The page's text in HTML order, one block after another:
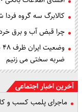
کالابرگ سه گروه
چرا قبض آب و برق خرداد و تیر ۳ تا
ضربه سختی می زنیم
آخرین اخبار اجتماعی
ماجرای پلمب کسب و